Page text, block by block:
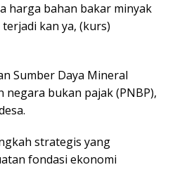
harga bahan bakar minyak
kan ya, (kurs)
Sumber Daya Mineral
bukan pajak (PNBP),
strategis yang
fondasi ekonomi